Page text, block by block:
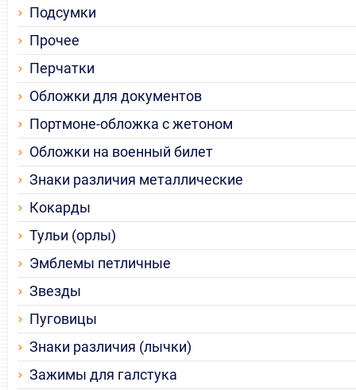
Подсумки
Прочее
Перчатки
Обложки для документов
Портмоне-обложка с жетоном
Обложки на военный билет
Знаки различия металлические
Кокарды
Тульи (орлы)
Эмблемы петличные
Звезды
Пуговицы
Знаки различия (лычки)
Зажимы для галстука